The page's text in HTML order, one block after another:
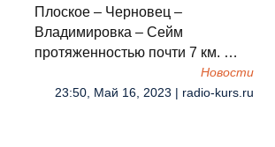
Плоское – Черновец –
Владимировка – Сейм
протяженностью почти 7 км. …
Новости
23:50, Май 16, 2023 | radio-kurs.ru